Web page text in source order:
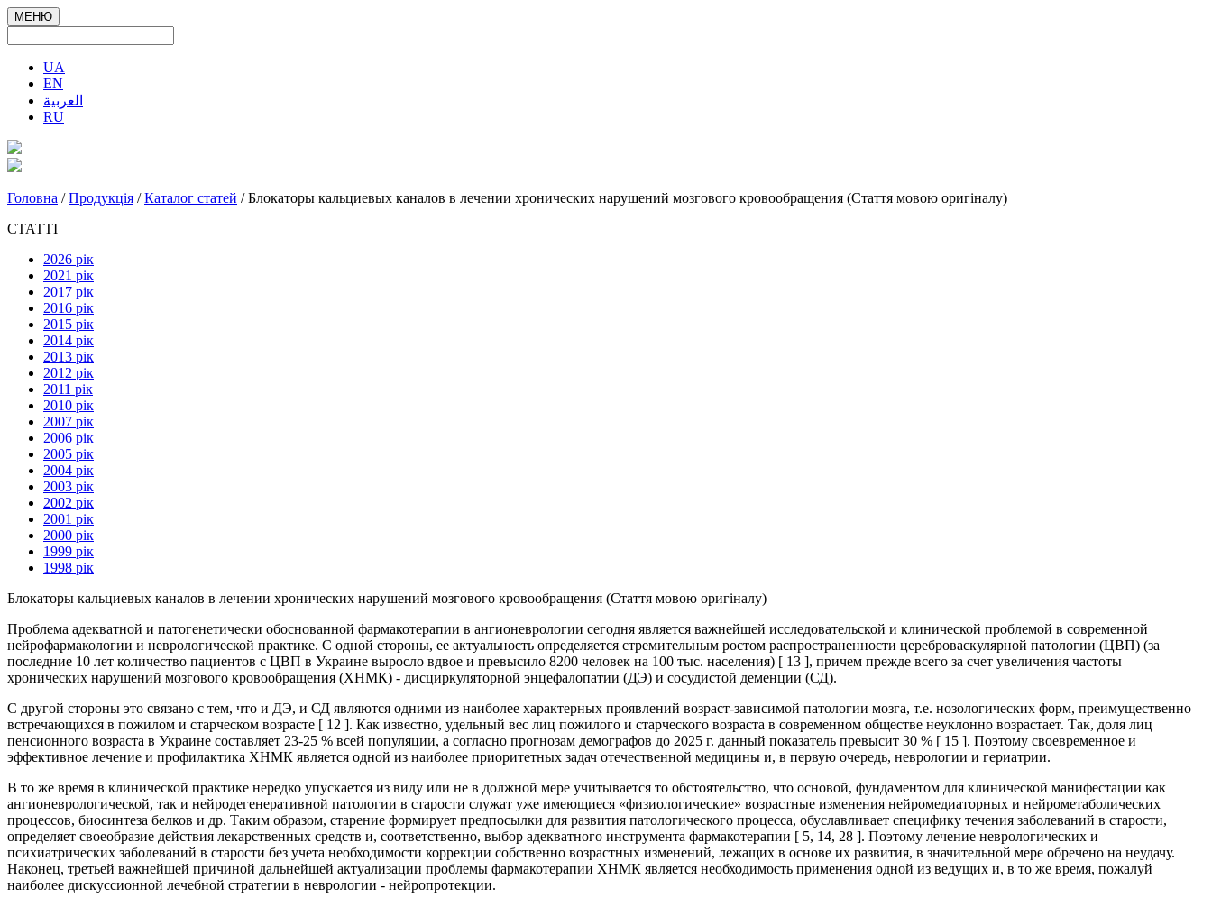
МЕНЮ
UA
EN
العربية
RU
Головна /Продукція /Каталог статей / Блокаторы кальциевых каналов в лечении хронических нарушений мозгового кровообращения (Стаття мовою оригіналу)
СТАТТІ
2026 рік
2021 рік
2017 рік
2016 рік
2015 рік
2014 рік
2013 рік
2012 рік
2011 рік
2010 рік
2007 рік
2006 рік
2005 рік
2004 рік
2003 рік
2002 рік
2001 рік
2000 рік
1999 рік
1998 рік
Блокаторы кальциевых каналов в лечении хронических нарушений мозгового кровообращения (Стаття мовою оригіналу)
Проблема адекватной и патогенетически обоснованной фармакотерапии в ангионеврологии сегодня является важнейшей исследовательской и клинической проблемой в современной
нейрофармакологии и неврологической практике. С одной стороны, ее актуальность определяется стремительным ростом распространенности цереброваскулярной патологии (ЦВП) (за
последние 10 лет количество пациентов с ЦВП в Украине выросло вдвое и превысило 8200 человек на 100 тыс. населения) [ 13 ], причем прежде всего за счет увеличения частоты
хронических нарушений мозгового кровообращения (ХНМК) - дисциркуляторной энцефалопатии (ДЭ) и сосудистой деменции (СД).
С другой стороны это связано с тем, что и ДЭ, и СД являются одними из наиболее характерных проявлений возраст-зависимой патологии мозга, т.е. нозологических форм, преимущественно
встречающихся в пожилом и старческом возрасте [ 12 ]. Как известно, удельный вес лиц пожилого и старческого возраста в современном обществе неуклонно возрастает. Так, доля лиц
пенсионного возраста в Украине составляет 23-25 % всей популяции, а согласно прогнозам демографов до 2025 г. данный показатель превысит 30 % [ 15 ]. Поэтому своевременное и
эффективное лечение и профилактика ХНМК является одной из наиболее приоритетных задач отечественной медицины и, в первую очередь, неврологии и гериатрии.
В то же время в клинической практике нередко упускается из виду или не в должной мере учитывается то обстоятельство, что основой, фундаментом для клинической манифестации как
ангионеврологической, так и нейродегенеративной патологии в старости служат уже имеющиеся «физиологические» возрастные изменения нейромедиаторных и нейрометаболических
процессов, биосинтеза белков и др. Таким образом, старение формирует предпосылки для развития патологического процесса, обуславливает специфику течения заболеваний в старости,
определяет своеобразие действия лекарственных средств и, соответственно, выбор адекватного инструмента фармакотерапии [ 5, 14, 28 ]. Поэтому лечение неврологических и
психиатрических заболеваний в старости без учета необходимости коррекции собственно возрастных изменений, лежащих в основе их развития, в значительной мере обречено на неудачу.
Наконец, третьей важнейшей причиной дальнейшей актуализации проблемы фармакотерапии ХНМК является необходимость применения одной из ведущих и, в то же время, пожалуй
наиболее дискуссионной лечебной стратегии в неврологии - нейропротекции.